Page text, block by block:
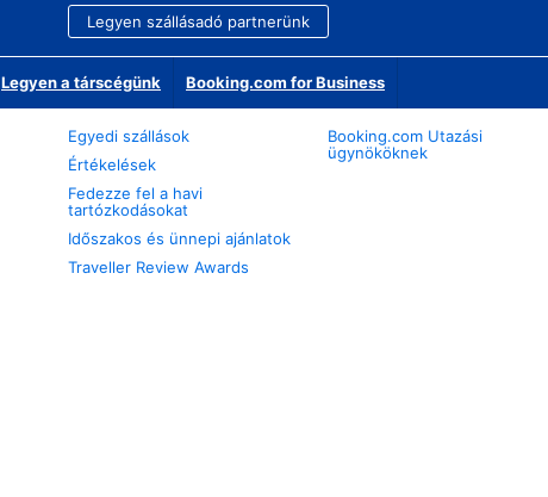
Legyen szállásadó partnerünk
Legyen a társcégünk Booking.com for Business
Egyedi szállások
Értékelések
Fedezze fel a havi
tartózkodásokat
Időszakos és ünnepi ajánlatok
Traveller Review Awards
Booking.com Utazási
ügynököknek